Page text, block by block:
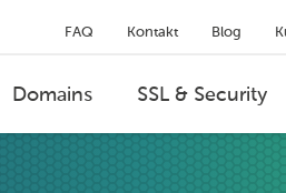
FAQ Kontakt Blog
Domains SSL & Security